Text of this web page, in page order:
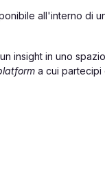
all'interno di
insight in uno
a cui partecipi